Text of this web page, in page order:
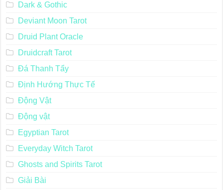
Dark & Gothic
Deviant Moon Tarot
Druid Plant Oracle
Druidcraft Tarot
Đá Thanh Tẩy
Định Hướng Thực Tế
Động Vật
Động vật
Egyptian Tarot
Everyday Witch Tarot
Ghosts and Spirits Tarot
Giải Bài